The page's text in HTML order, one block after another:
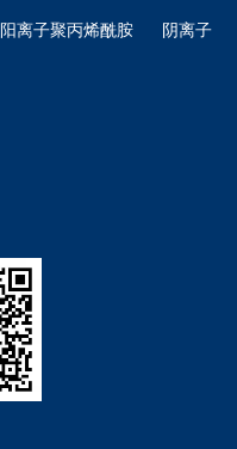
阳离子聚丙烯酰胺
阴离子